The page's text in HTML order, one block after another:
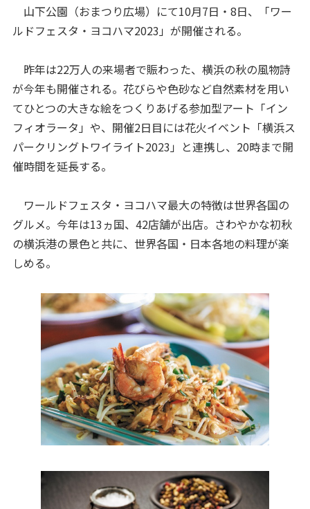
山下公園（おまつり広場）にて10月7日・8日、「ワー
ルドフェスタ・ヨコハマ2023」が開催される。
昨年は22万人の来場者で賑わった、横浜の秋の風物詩
が今年も開催される。花びらや色砂など自然素材を用い
てひとつの大きな絵をつくりあげる参加型アート「イン
フィオラータ」や、開催2日目には花火イベント「横浜ス
パークリングトワイライト2023」と連携し、20時まで開
催時間を延長する。
ワールドフェスタ・ヨコハマ最大の特徴は世界各国の
グルメ。今年は13ヵ国、42店舗が出店。さわやかな初秋
の横浜港の景色と共に、世界各国・日本各地の料理が楽
しめる。